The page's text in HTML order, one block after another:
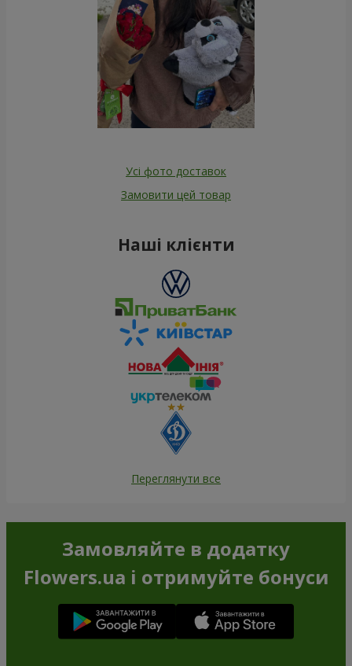
Усі фото доставок
Замовити цей товар
Наші клієнти
Переглянути все
Замовляйте в додатку
Flowers.ua і отримуйте бонуси